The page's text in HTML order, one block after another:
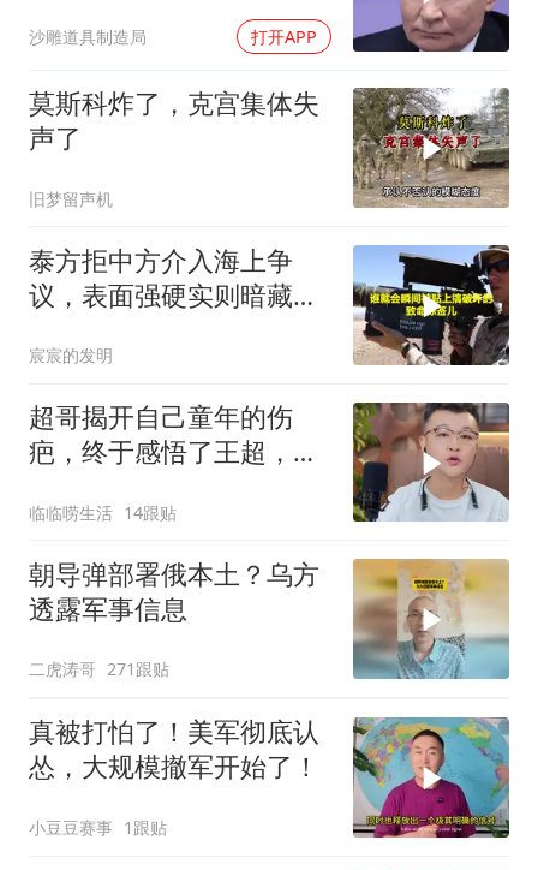
沙雕道具制造局 打开APP
莫斯科炸了，克宫集体失
声了
旧梦留声机
泰方拒中方介入海上争
议，表面强硬实则暗藏玄
宸宸的发明
超哥揭开自己童年的伤
疤，终于感悟了王超，他
临临唠生活 14跟贴
朝导弹部署俄本土？乌方
透露军事信息
二虎涛哥 271跟贴
真被打怕了！美军彻底认
怂，大规模撤军开始了！
小豆豆赛事 1跟贴